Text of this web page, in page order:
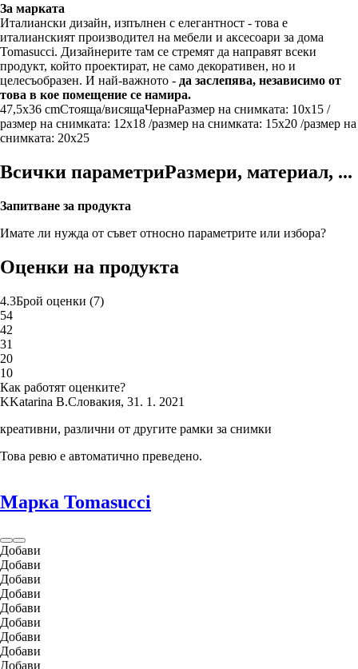
За марката
Италиански дизайн, изпълнен с елегантност - това е
италианският производител на мебели и аксесоари за дома
Tomasucci. Дизайнерите там се стремят да направят всеки
продукт, който проектират, не само декоративен, но и
целесъобразен. И най-важното - да заслепява, независимо от
това в кое помещение се намира.
47,5x36 cmСтояща/висящаЧернаРазмер на снимката: 10x15 /
размер на снимката: 12x18 /размер на снимката: 15x20 /размер на
снимката: 20x25
Всички параметриРазмери, материал, ...
Запитване за продукта
Имате ли нужда от съвет относно параметрите или избора?
Оценки на продукта
4.3Брой оценки (7)
54
42
31
20
10
Как работят оценките?
KKatarina B.Словакия, 31. 1. 2021
креативни, различни от другите рамки за снимки
Това ревю е автоматично преведено.
Марка Tomasucci
Добави
Добави
Добави
Добави
Добави
Добави
Добави
Добави
Добави